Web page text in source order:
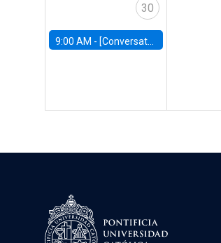
30
9:00 AM - [Conversatorio] El futuro de Chile: Visiones para reactivar el crecimiento